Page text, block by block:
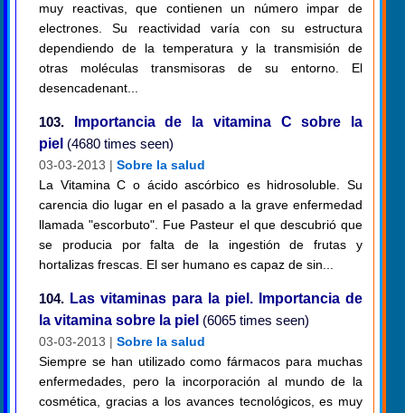
muy reactivas, que contienen un número impar de
electrones. Su reactividad varía con su estructura
dependiendo de la temperatura y la transmisión de
otras moléculas transmisoras de su entorno. El
desencadenant...
103.
Importancia de la vitamina C sobre la
piel (4680 times seen)
03-03-2013 | Sobre la salud
La Vitamina C o ácido ascórbico es hidrosoluble. Su
carencia dio lugar en el pasado a la grave enfermedad
llamada "escorbuto". Fue Pasteur el que descubrió que
se producia por falta de la ingestión de frutas y
hortalizas frescas. El ser humano es capaz de sin...
104. Las vitaminas para la piel. Importancia de
la vitamina sobre la piel (6065 times seen)
03-03-2013 | Sobre la salud
Siempre se han utilizado como fármacos para muchas
enfermedades, pero la incorporación al mundo de la
cosmética, gracias a los avances tecnológicos, es muy